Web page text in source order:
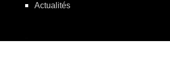
Actualités